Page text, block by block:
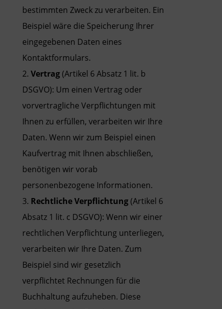
bestimmten Zweck zu verarbeiten. Ein
Beispiel wäre die Speicherung Ihrer
eingegebenen Daten eines
Kontaktformulars.
Vertrag(Artikel 6 Absatz 1 lit. b
DSGVO): Um einen Vertrag oder
vorvertragliche Verpflichtungen mit
Ihnen zu erfüllen, verarbeiten wir Ihre
Daten. Wenn wir zum Beispiel einen
Kaufvertrag mit Ihnen abschließen,
benötigen wir vorab
personenbezogene Informationen.
Rechtliche Verpflichtung(Artikel 6
Absatz 1 lit. c DSGVO): Wenn wir einer
rechtlichen Verpflichtung unterliegen,
verarbeiten wir Ihre Daten. Zum
Beispiel sind wir gesetzlich
verpflichtet Rechnungen für die
Buchhaltung aufzuheben. Diese